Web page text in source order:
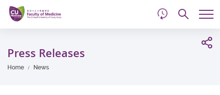
Skip
main
content
Press Releases
Home News